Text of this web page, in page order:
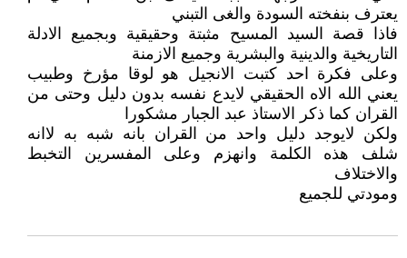
يعترف بنفخته السودة والغى التبني
فاذا قصة السيد المسيح مثبتة وحقيقية وبجميع الادلة
التاريخية والدينية والبشرية وجميع الازمنة
وعلى فكرة احد كتبت الانجيل هو لوقا مؤرخ وطبيب
يعني الله الاه الحقيقي لايدع نفسه بدون دليل وحتى من
القران كما ذكر الاستاذ عبد الجبار مشكورا
ولكن لايوجد دليل واحد من القران بانه شبه به لاانه
شلف هذه الكلمة وانهزم وعلى المفسرين التخبط
والاختلاف
ومودتي للجميع